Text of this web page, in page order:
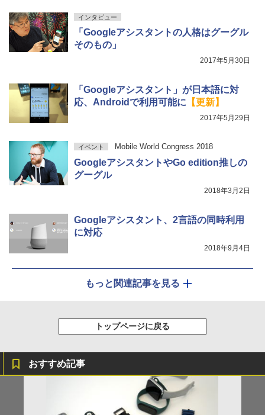
インタビュー
「Googleアシスタントの人格はグーグル
そのもの」
2017年5月30日
「Googleアシスタント」が日本語に対
応、Androidで利用可能に 【更新】
2017年5月29日
イベント Mobile World Congress 2018
GoogleアシスタントやGo edition推しの
グーグル
2018年3月2日
Googleアシスタント、2言語の同時利用
に対応
2018年9月4日
もっと関連記事を見る
トップページに戻る
おすすめ記事